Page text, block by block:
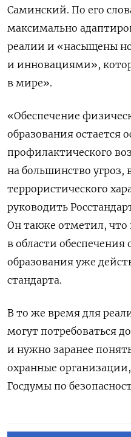
Саминский. По его
максимально
реалии и «насыщены
и инновациями»,
в мире».
«Обеспечение
образования остается
профилактического
на большинство угроз,
террористического
руководить
Он также отметил,
в области обеспечения
образования уже
стандарта.
В то же время для
могут потребоваться
и нужно заранее
охранные
Госдумы по